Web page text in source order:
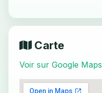
Carte
Voir sur Google Maps